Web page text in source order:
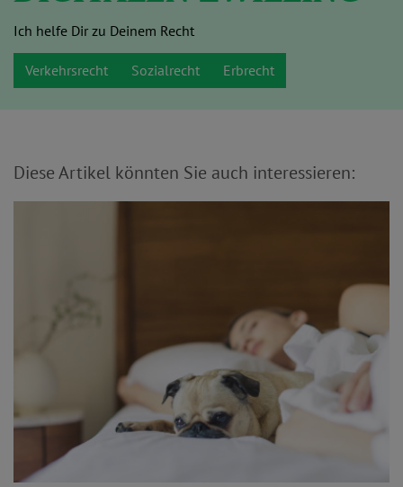
Ich helfe Dir zu Deinem Recht
Verkehrsrecht Sozialrecht Erbrecht
Diese Artikel könnten Sie auch interessieren: